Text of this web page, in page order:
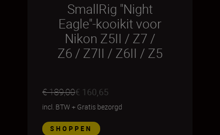
SmallRig "Night
Eagle"-kooikit voor
Nikon Z5II / Z7 /
Z6 / Z7II / Z6II / Z5
€ 189,00€ 160,65
incl. BTW + Gratis bezorgd
SHOPPEN